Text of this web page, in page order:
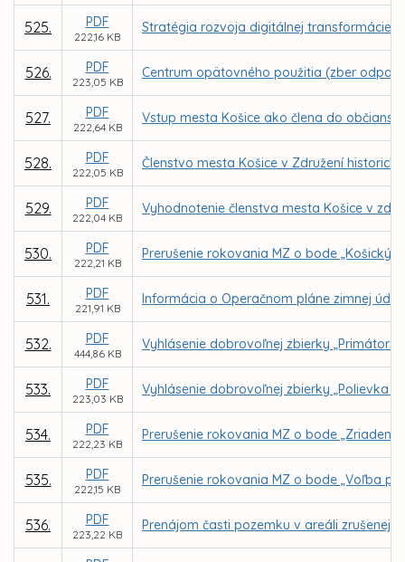
525. PDF
222,16 KB
Stratégia rozvoja digitálnej transformácie
526. PDF
223,05 KB
Centrum opätovného použitia (zber
527. PDF
222,64 KB
Vstup mesta Košice ako člena do
528. PDF
222,05 KB
Členstvo mesta Košice v Združení
529. PDF
222,04 KB
Vyhodnotenie členstva mesta Košice v
530. PDF
222,21 KB
Prerušenie rokovania MZ o bode „Košický
531. PDF
221,91 KB
Informácia o Operačnom pláne zimnej
532. PDF
444,86 KB
Vyhlásenie dobrovoľnej zbierky
533. PDF
223,03 KB
Vyhlásenie dobrovoľnej zbierky „Polievka
534. PDF
222,23 KB
Prerušenie rokovania MZ o bode
535. PDF
222,15 KB
Prerušenie rokovania MZ o bode „Voľba
536. PDF
223,22 KB
Prenájom časti pozemku v areáli zrušenej